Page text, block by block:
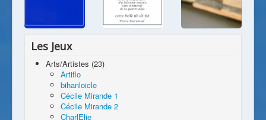
Les Jeux
Arts/Artistes (23)
Artiflo
bihanloicle
Cécile Mirande 1
Cécile Mirande 2
CharlElie